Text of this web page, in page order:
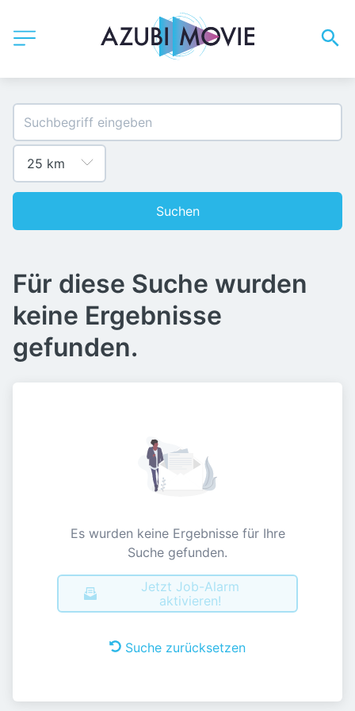
Suchen
Für diese Suche wurden
keine Ergebnisse
gefunden.
Es wurden keine Ergebnisse für Ihre
Suche gefunden.
Jetzt Job-Alarm
aktivieren!
Suche zurücksetzen